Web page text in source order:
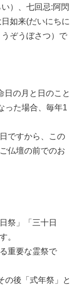
）、七回忌:阿閃
如来(だいにちに
ぞうぼさつ）で
日の月と日のこと
った場合、毎年1
ですから、この
仏壇の前でのお
祭」「三十日
。
重要な霊祭で
の後「式年祭」と